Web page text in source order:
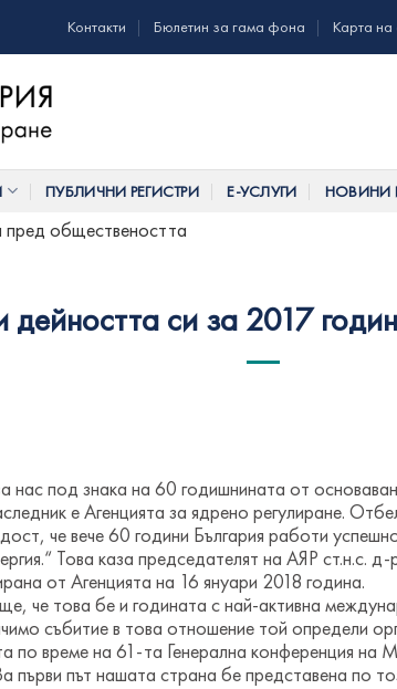
Контакти Бюлетин за гама фона Карта на
ПУБЛИЧНИ РЕГИСТРИ Е-УСЛУГИ НОВИНИ
пред обществеността
дейността си за 2017
нас под знака на 60 годишнината от
е Агенцията за ядрено регулиране.
че вече 60 години България работи
Това каза председателят на АЯР ст.н.с.
от Агенцията на 16 януари 2018 година.
че това бе и годината с най-активна
събитие в това отношение той определи
по време на 61-та Генерална конференция на
първи път нашата страна бе представена по